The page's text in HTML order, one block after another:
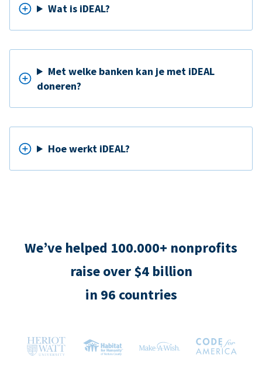
Wat is iDEAL?
Met welke banken kan je met iDEAL
doneren?
Hoe werkt iDEAL?
We’ve helped 100.000+ nonprofits
raise over $4 billion
in 96 countries